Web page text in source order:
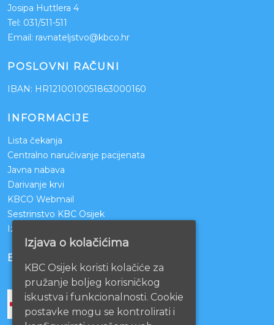
Josipa Huttlera 4
Tel: 031/511-511
Email: ravnateljstvo@kbco.hr
POSLOVNI RAČUNI
IBAN: HR1210010051863000160
INFORMACIJE
Lista čekanja
Centralno naručivanje pacijenata
Javna nabava
Darivanje krvi
KBCO Webmail
Sestrinstvo KBC Osijek
Izjava o pristupačnosti mrežnih stranica
BOLNICE PARTNERI
Izjava o kolačićima
KBC Osijek koristi kolačiće za
pružanje boljeg korisničkog
iskustva i funkcionalnosti. Cookie
postavke mogu se kontrolirati i